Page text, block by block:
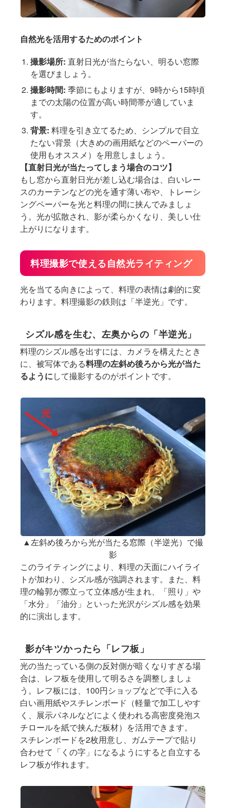
自然光を活用するためのポイント
撮影場所: 直射日光が当たらない、明るい窓際
を選びましょう。
撮影時間: 季節にもよりますが、9時から15時頃
までの太陽の位置が高い時間帯が適していま
す。
背景: 料理を引き立てるため、シンプルで目立
たない背景（大きめの画用紙などのペーパーの
使用もオススメ）を用意しましょう。
【直射日光が当たってしまう場合のコツ】
もし窓から直射日光が差し込む場合は、白いレー
スのカーテンなどの光を通す薄い布や、トレーシ
ングペーパーを光と料理の間に挟んでみましょ
う。光が拡散され、影が柔らかくなり、美しい仕
上がりになります。
料理撮影で使える自然光ライティング
光を当てる向きによって、料理の表情は劇的に変
わります。料理撮影の鉄則は「半逆光」です。
シズル感を生む、左奥からの「半逆光」
料理のシズル感を出すには、カメラを構えたとき
に、被写体である料理の左斜め後ろから光が当た
るようにして撮影するのがポイントです。
▲左斜め後ろから光が当たる窓際（半逆光）で撮
影
このライティングにより、料理の天面にハイライ
トが加わり、シズル感が強調されます。また、料
理の輪郭が際立って立体感が生まれ、「照り」や
「水分」「油分」といった光沢がシズル感を効果
的に演出します。
影がキツかったら「レフ板」
光の当たっている側の反対側が暗くなりすぎる場
合は、レフ板を使用して明るさを調整しましょ
う。レフ板には、100円ショップなどで手に入る
白い画用紙やスチレンボード（軽量で加工しやす
く、展示パネルなどによく使われる高密度発泡ス
チロールを紙で挟んだ板材）を活用できます。
スチレンボードを2枚用意し、ガムテープで貼り
合わせて「くの字」になるようにすると自立する
レフ板が作れます。